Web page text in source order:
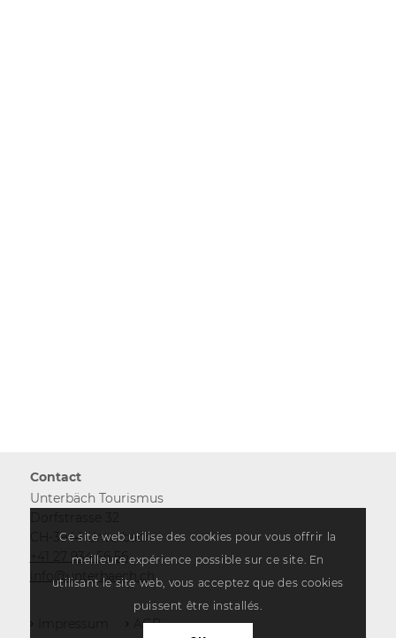
Contact
Unterbäch Tourismus
CH-3944 Unterbäch
+41 27 934 56 56
info@unterbaech.ch
AGB
Ce site web utilise des cookies pour vous offrir la
meilleure expérience possible sur ce site. En
utilisant le site web, vous acceptez que des cookies
puissent être installés.